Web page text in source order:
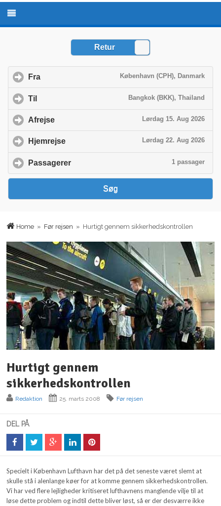
Home » Før rejsen » Hurtigt gennem sikkerhedskontrollen
Hurtigt gennem
sikkerhedskontrollen
Redaktion 25. marts 2008 Før rejsen
DEL PÅ
Specielt i København Lufthavn har det på det seneste været slemt at
skulle stå i alenlange køer for at komme gennem sikkerhedskontrollen.
Vi har ved flere lejligheder kritiseret lufthavnens manglende vilje til at
løse dette problem og indtil dette bliver løst, så er der desværre ikke